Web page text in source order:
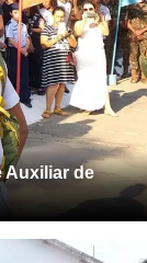
Auxiliar de